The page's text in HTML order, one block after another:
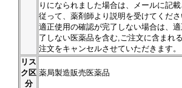
りになられました場合は、メールに記
従って、薬剤師より説明を受けてくだ
適正使用の確認が完了しない場合は、
了しない医薬品を含む,ご注文に含まれ
注文をキャンセルさせていただきます。
リス
ク区
分
薬局製造販売医薬品